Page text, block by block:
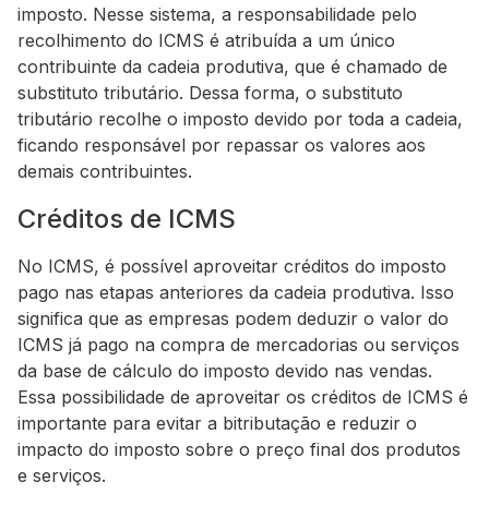
imposto. Nesse sistema, a responsabilidade pelo
recolhimento do ICMS é atribuída a um único
contribuinte da cadeia produtiva, que é chamado de
substituto tributário. Dessa forma, o substituto
tributário recolhe o imposto devido por toda a cadeia,
ficando responsável por repassar os valores aos
demais contribuintes.
Créditos de ICMS
No ICMS, é possível aproveitar créditos do imposto
pago nas etapas anteriores da cadeia produtiva. Isso
significa que as empresas podem deduzir o valor do
ICMS já pago na compra de mercadorias ou serviços
da base de cálculo do imposto devido nas vendas.
Essa possibilidade de aproveitar os créditos de ICMS é
importante para evitar a bitributação e reduzir o
impacto do imposto sobre o preço final dos produtos
e serviços.